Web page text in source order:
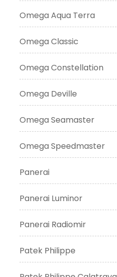
Omega Aqua Terra
Omega Classic
Omega Constellation
Omega Deville
Omega Seamaster
Omega Speedmaster
Panerai
Panerai Luminor
Panerai Radiomir
Patek Philippe